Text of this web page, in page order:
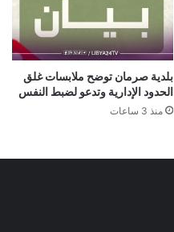
بلدية صرمان توضح ملابسات غلق
الحدود الإدارية وتدعو لضبط النفس
منذ 3 ساعات